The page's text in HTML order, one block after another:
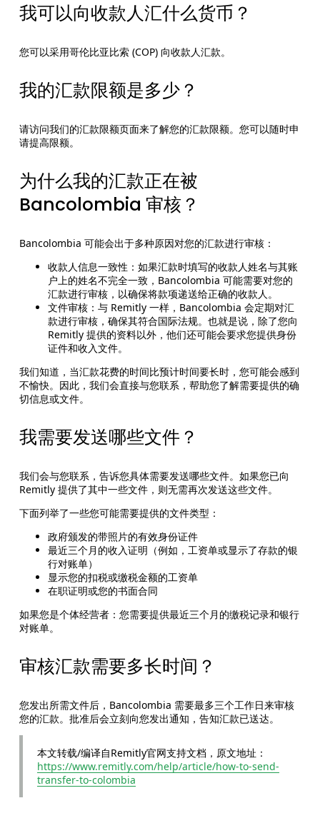
我可以向收款人汇什么货币？
您可以采用哥伦比亚比索 (COP) 向收款人汇款。
我的汇款限额是多少？
请访问我们的汇款限额页面来了解您的汇款限额。您可以随时申
请提高限额。
为什么我的汇款正在被
Bancolombia 审核？
Bancolombia 可能会出于多种原因对您的汇款进行审核：
收款人信息一致性：如果汇款时填写的收款人姓名与其账
户上的姓名不完全一致，Bancolombia 可能需要对您的
汇款进行审核，以确保将款项递送给正确的收款人。
文件审核：与 Remitly 一样，Bancolombia 会定期对汇
款进行审核，确保其符合国际法规。也就是说，除了您向
Remitly 提供的资料以外，他们还可能会要求您提供身份
证件和收入文件。
我们知道，当汇款花费的时间比预计时间要长时，您可能会感到
不愉快。因此，我们会直接与您联系，帮助您了解需要提供的确
切信息或文件。
我需要发送哪些文件？
我们会与您联系，告诉您具体需要发送哪些文件。如果您已向
Remitly 提供了其中一些文件，则无需再次发送这些文件。
下面列举了一些您可能需要提供的文件类型：
政府颁发的带照片的有效身份证件
最近三个月的收入证明（例如，工资单或显示了存款的银
行对账单）
显示您的扣税或缴税金额的工资单
在职证明或您的书面合同
如果您是个体经营者：您需要提供最近三个月的缴税记录和银行
对账单。
审核汇款需要多长时间？
您发出所需文件后，Bancolombia 需要最多三个工作日来审核
您的汇款。批准后会立刻向您发出通知，告知汇款已送达。
本文转载/编译自Remitly官网支持文档，原文地址：
https://www.remitly.com/help/article/how-to-send-
transfer-to-colombia